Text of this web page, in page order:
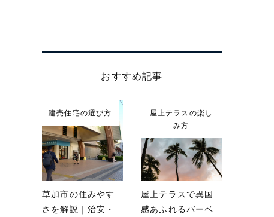
おすすめ記事
建売住宅の選び方
草加市の住みやす
さを解説｜治安・
屋上テラスの楽し
み方
屋上テラスで異国
感あふれるバーベ